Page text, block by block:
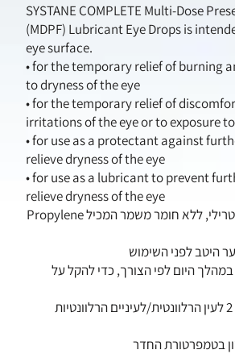
SYSTANE COMPLETE Multi-Dose
(MDPF) Lubricant Eye Drops is
eye surface.
• for the temporary relief of burning
to dryness of the eye
• for the temporary relief of
irritations of the eye or to exposure
• for use as a protectant against
relieve dryness of the eye
• for use as a lubricant to prevent
relieve dryness of the eye
: תחליב לבן, סטרילי, ללא חומר משמר המכיל Propylene
היטב לפני השימוש
היום לפי הצורך, כדי להקל על
יש להזליף טיפה 1 או 2 לעין הרלוונטית/לעיניים הרלוונטיות
בטמפרטורת החדר